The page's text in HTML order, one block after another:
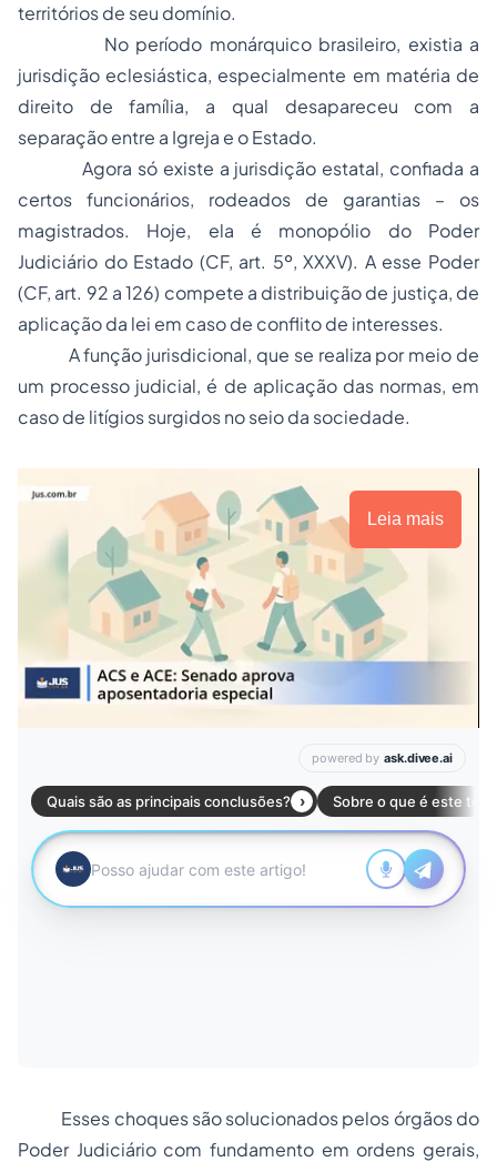
territórios de seu domínio.
No período monárquico brasileiro, existia a
jurisdição eclesiástica, especialmente em matéria de
direito de família, a qual desapareceu com a
separaçãoentre a Igreja e o Estado.
Agora só existe a jurisdição estatal, confiada a
certos funcionários, rodeados de garantias – os
magistrados. Hoje, ela é monopólio do Poder
Judiciário do Estado (CF, art. 5º, XXXV). A esse Poder
(CF, art. 92 a 126) compete a distribuição de justiça, de
aplicação da lei em caso de conflito de interesses.
A função jurisdicional, que se realiza por meio de
um processo judicial, é de aplicação das normas, em
caso de litígios surgidos no seio da sociedade.
Leia mais
Esses choques são solucionados pelos órgãos do
Poder Judiciário com fundamento em ordens gerais,